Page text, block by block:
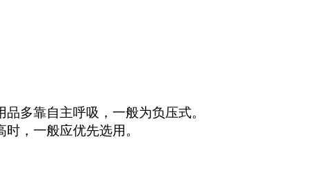
多靠自主呼吸，一般为负压式。
，一般应优先选用。